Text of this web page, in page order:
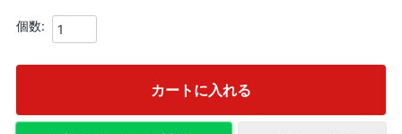
カートに入れる